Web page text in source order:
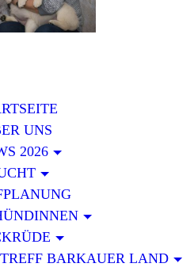
UNS
2026
BARKAUER LAND